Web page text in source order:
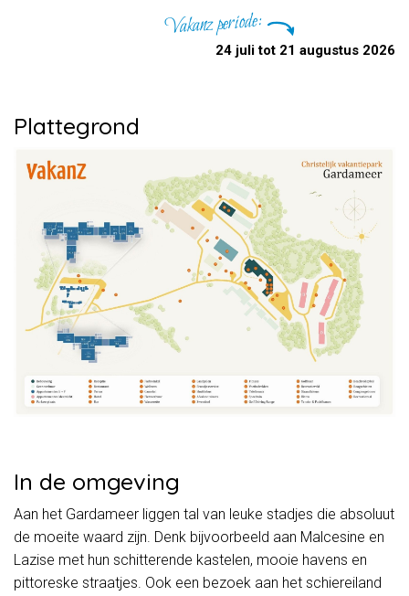
Vakanz periode:
24 juli tot 21 augustus 2026
Plattegrond
In de omgeving
Aan het Gardameer liggen tal van leuke stadjes die absoluut
de moeite waard zijn. Denk bijvoorbeeld aan Malcesine en
Lazise met hun schitterende kastelen, mooie havens en
pittoreske straatjes. Ook een bezoek aan het schiereiland